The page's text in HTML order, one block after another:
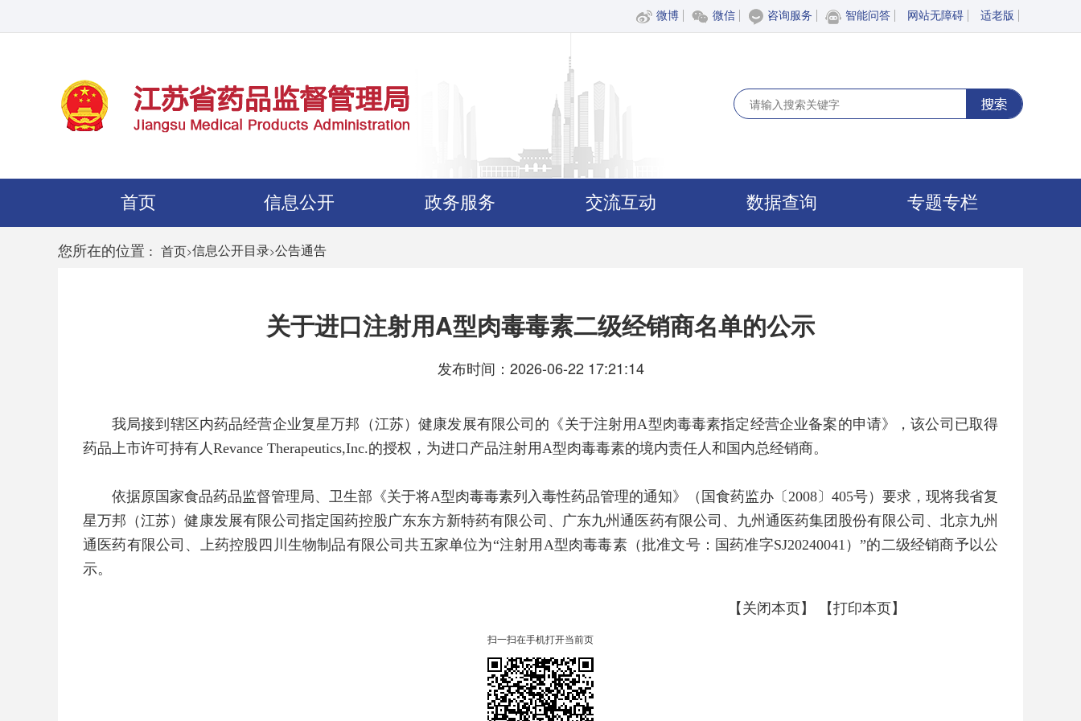
微博 微信 咨询服务 智能问答 网站无障碍 适老版
首页 信息公开 政务服务 交流互动 数据查询 专题专栏
您所在的位置 : 首页>信息公开目录>公告通告
关于进口注射用A型肉毒毒素二级经销商名单的公示
发布时间：2026-06-22 17:21:14
我局接到辖区内药品经营企业复星万邦（江苏）健康发展有限公司的《关于注射用A型肉毒毒素指定经营企业备案的申请》，该公司已取得
药品上市许可持有人Revance Therapeutics,Inc.的授权，为进口产品注射用A型肉毒毒素的境内责任人和国内总经销商。
依据原国家食品药品监督管理局、卫生部《关于将A型肉毒毒素列入毒性药品管理的通知》（国食药监办〔2008〕405号）要求，现将我省复
星万邦（江苏）健康发展有限公司指定国药控股广东东方新特药有限公司、广东九州通医药有限公司、九州通医药集团股份有限公司、北京九州
通医药有限公司、上药控股四川生物制品有限公司共五家单位为“注射用A型肉毒毒素（批准文号：国药准字SJ20240041）”的二级经销商予以公
示。
【关闭本页】 【打印本页】
扫一扫在手机打开当前页